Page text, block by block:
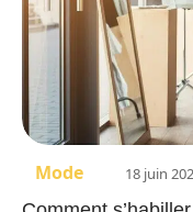
Mode 18 juin